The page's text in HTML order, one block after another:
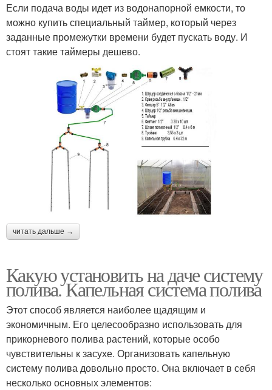
Если подача воды идет из водонапорной емкости, то
можно купить специальный таймер, который через
заданные промежутки времени будет пускать воду. И
стоят такие таймеры дешево.
читать дальше →
Какую установить на даче систему
полива. Капельная система полива
Этот способ является наиболее щадящим и
экономичным. Его целесообразно использовать для
прикорневого полива растений, которые особо
чувствительны к засухе. Организовать капельную
систему полива довольно просто. Она включает в себя
несколько основных элементов: